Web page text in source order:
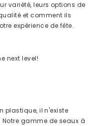
variété, leurs options de
et comment ils
expérience de fête.
plastique, il n'existe
gamme de seaux à